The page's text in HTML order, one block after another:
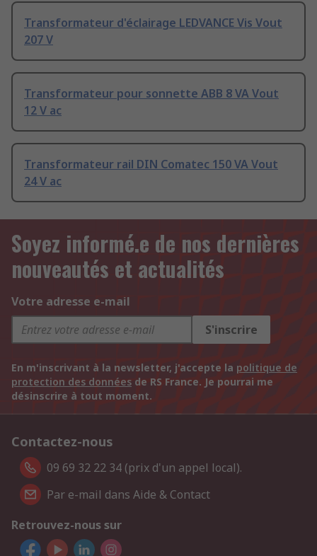
Transformateur d'éclairage LEDVANCE Vis Vout
207 V
Transformateur pour sonnette ABB 8 VA Vout
12 V ac
Transformateur rail DIN Comatec 150 VA Vout
24 V ac
Soyez informé.e de nos dernières
nouveautés et actualités
Votre adresse e-mail
S'inscrire
En m'inscrivant à la newsletter, j'accepte la politique de
protection des données de RS France. Je pourrai me
désinscrire à tout moment.
Contactez-nous
09 69 32 22 34 (prix d'un appel local).
Par e-mail dans Aide & Contact
Retrouvez-nous sur